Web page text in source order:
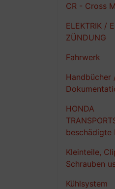
CR - Cross
ELEKTRIK /
ZÜNDUNG
Fahrwerk
Handbücher
HONDA
beschädigte
Kleinteile,
Schrauben
Kühlsystem